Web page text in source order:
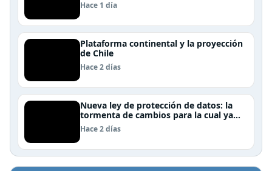
Hace 1 día
Plataforma continental y la proyección
de Chile
Hace 2 días
Nueva ley de protección de datos: la
tormenta de cambios para la cual ya
nos deberíamos estar preparando
Hace 2 días